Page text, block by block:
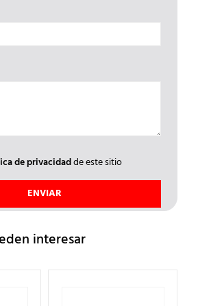
de privacidadde este sitio
interesar